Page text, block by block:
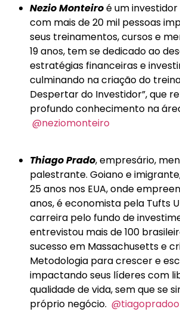
Nezio Monteiroé um
com mais de 20 mil pessoas
seus treinamentos, cursos e
19 anos, tem se dedicado ao
estratégias financeiras e
culminando na criação do
Despertar do Investidor”, que
profundo conhecimento na
@neziomonteiro
Thiago Prado, empresário,
palestrante. Goiano e
25 anos nos EUA, onde
anos, é economista pela Tufts
carreira pelo fundo de
entrevistou mais de 100
sucesso em Massachusetts e
Metodologia para crescer e
impactando seus líderes com
qualidade de vida, sem que se
próprio negócio.